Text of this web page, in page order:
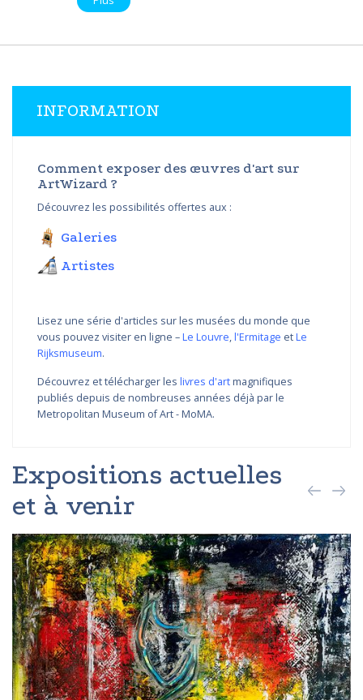
INFORMATION
Comment exposer des œuvres d'art sur
ArtWizard ?
Découvrez les possibilités offertes aux :
Galeries
Artistes
Lisez une série d'articles sur les musées du monde que
vous pouvez visiter en ligne –Le Louvre,l'Ermitage etLe
Rijksmuseum.
Découvrez et télécharger les livres d'artmagnifiques
publiés depuis de nombreuses années déjà par le
Metropolitan Museum of Art - MoMA.
Expositions actuelles
et à venir